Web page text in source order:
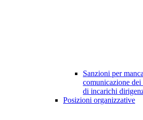
Sanzioni per
comunicazione
di incarichi
Posizioni organizzative